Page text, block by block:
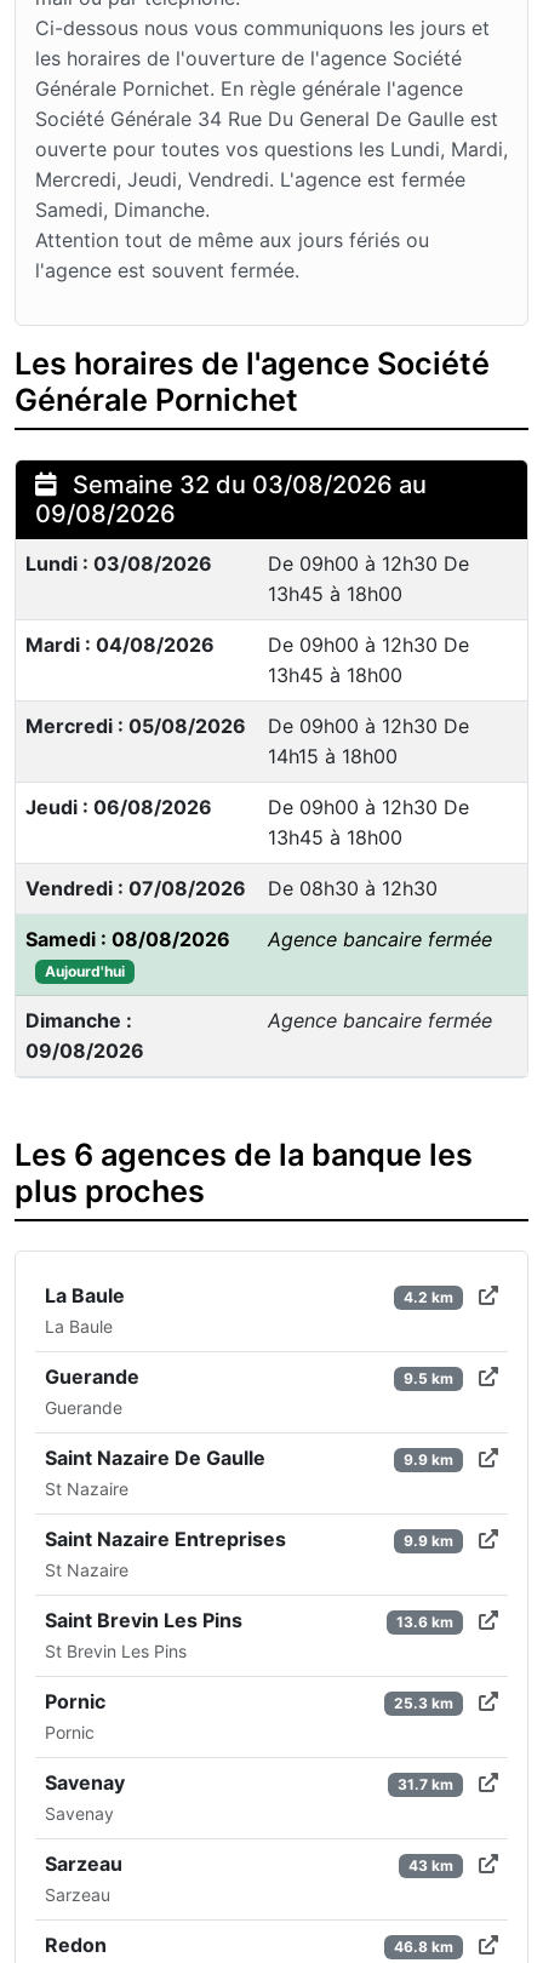
Ci-dessous nous vous communiquons les jours et
les horaires de l'ouverture de l'agence Société
Générale Pornichet. En règle générale l'agence
Société Générale 34 Rue Du General De Gaulle est
ouverte pour toutes vos questions les Lundi, Mardi,
Mercredi, Jeudi, Vendredi. L'agence est fermée
Samedi, Dimanche.
Attention tout de même aux jours fériés ou
l'agence est souvent fermée.
Les horaires de l'agence Société
Générale Pornichet
Semaine 32 du 03/08/2026 au
09/08/2026
Lundi : 03/08/2026
De 09h00 à 12h30 De
13h45 à 18h00
Mardi : 04/08/2026
De 09h00 à 12h30 De
13h45 à 18h00
Mercredi : 05/08/2026
De 09h00 à 12h30 De
14h15 à 18h00
Jeudi : 06/08/2026
De 09h00 à 12h30 De
13h45 à 18h00
Vendredi : 07/08/2026 De 08h30 à 12h30
Samedi : 08/08/2026
Aujourd'hui
Agence bancaire fermée
Dimanche :
09/08/2026
Agence bancaire fermée
Les 6 agences de la banque les
plus proches
La Baule
La Baule
4.2 km
Guerande
Guerande
9.5 km
Saint Nazaire De Gaulle
St Nazaire
9.9 km
Saint Nazaire Entreprises
St Nazaire
9.9 km
Saint Brevin Les Pins
St Brevin Les Pins
13.6 km
Pornic
Pornic
25.3 km
Savenay
Savenay
31.7 km
Sarzeau
Sarzeau
43 km
Redon 46.8 km